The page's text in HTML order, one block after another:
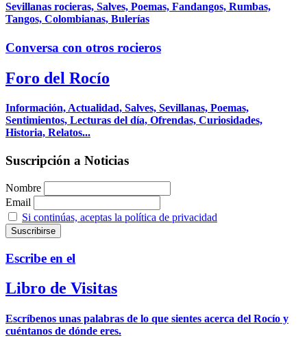
Sevillanas rocieras, Salves, Poemas, Fandangos, Rumbas,
Tangos, Colombianas, Bulerías
Conversa con otros rocieros
Foro del Rocío
Información, Actualidad, Salves, Sevillanas, Poemas,
Sentimientos, Lecturas del día, Ofrendas, Curiosidades,
Historia, Relatos...
Suscripción a Noticias
Nombre
Email
Si continúas, aceptas la política de privacidad
Escribe en el
Libro de Visitas
Escríbenos unas palabras de lo que sientes acerca del Rocío y
cuéntanos de dónde eres.